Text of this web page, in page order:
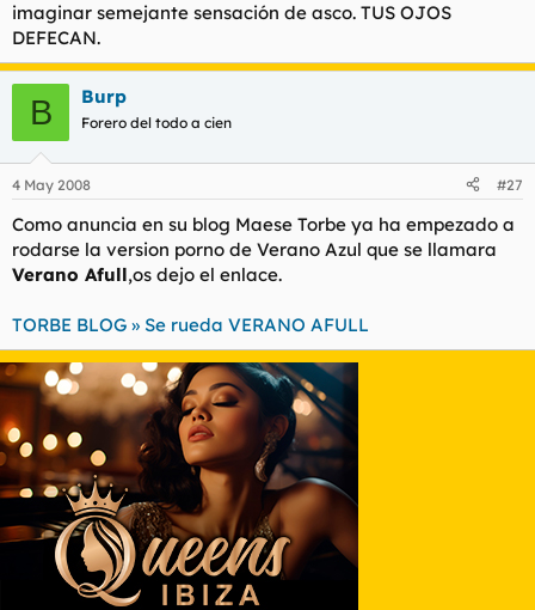
imaginar semejante sensación de asco. TUS OJOS
DEFECAN.
B Burp
Forero del todo a cien
4 May 2008 #27
Como anuncia en su blog Maese Torbe ya ha empezado a
rodarse la version porno de Verano Azul que se llamara
Verano Afull,os dejo el enlace.
TORBE BLOG » Se rueda VERANO AFULL